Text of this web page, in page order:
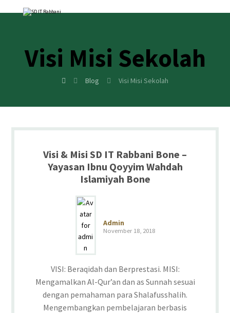
Visi Misi Sekolah
Blog Visi Misi Sekolah
Visi & Misi SD IT Rabbani Bone –
Yayasan Ibnu Qoyyim Wahdah
Islamiyah Bone
Admin
November 18, 2018
VISI: Beraqidah dan Berprestasi. MISI:
Mengamalkan Al-Qur’an dan as Sunnah sesuai
dengan pemahaman para Shalafusshalih.
Mengembangkan pembelajaran berbasis